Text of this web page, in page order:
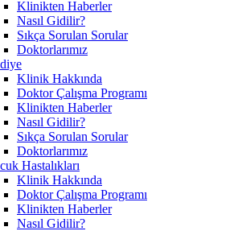
Klinikten Haberler
Nasıl Gidilir?
Sıkça Sorulan Sorular
Doktorlarımız
Klinik Hakkında
Doktor Çalışma Programı
Klinikten Haberler
Nasıl Gidilir?
Sıkça Sorulan Sorular
Doktorlarımız
Hastalıkları
Klinik Hakkında
Doktor Çalışma Programı
Klinikten Haberler
Nasıl Gidilir?